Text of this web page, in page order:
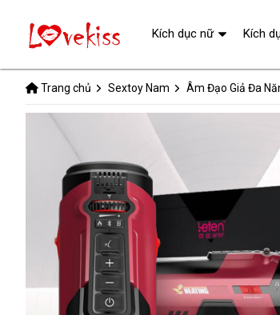
Trang chủ Sextoy Nam Âm Đạo Giả Đa
Kích dục nữ Kích